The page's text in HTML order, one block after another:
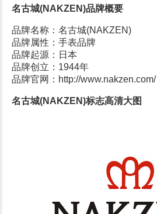
名古城(NAKZEN)品牌概要
品牌名称：名古城(NAKZEN)
品牌属性：手表品牌
品牌起源：日本
品牌创立：1944年
品牌官网：http://www.nakzen.com/
名古城(NAKZEN)标志高清大图